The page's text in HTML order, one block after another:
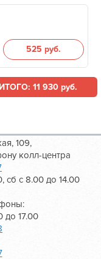
525 руб.
ИТОГО: 11 930 руб.
109,
колл-центра
сб с 8.00 до 14.00
до 17.00